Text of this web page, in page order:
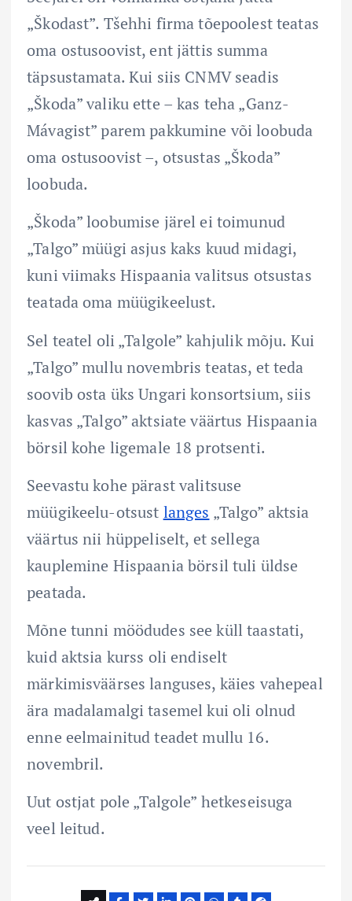
„Škodast”. Tšehhi firma tõepoolest teatas
oma ostusoovist, ent jättis summa
täpsustamata. Kui siis CNMV seadis
„Škoda” valiku ette – kas teha „Ganz-
Mávagist” parem pakkumine või loobuda
oma ostusoovist –, otsustas „Škoda”
loobuda.
„Škoda” loobumise järel ei toimunud
„Talgo” müügi asjus kaks kuud midagi,
kuni viimaks Hispaania valitsus otsustas
teatada oma müügikeelust.
Sel teatel oli „Talgole” kahjulik mõju. Kui
„Talgo” mullu novembris teatas, et teda
soovib osta üks Ungari konsortsium, siis
kasvas „Talgo” aktsiate väärtus Hispaania
börsil kohe ligemale 18 protsenti.
Seevastu kohe pärast valitsuse
müügikeelu-otsust langes „Talgo” aktsia
väärtus nii hüppeliselt, et sellega
kauplemine Hispaania börsil tuli üldse
peatada.
Mõne tunni möödudes see küll taastati,
kuid aktsia kurss oli endiselt
märkimisväärses languses, käies vahepeal
ära madalamalgi tasemel kui oli olnud
enne eelmainitud teadet mullu 16.
novembril.
Uut ostjat pole „Talgole” hetkeseisuga
veel leitud.